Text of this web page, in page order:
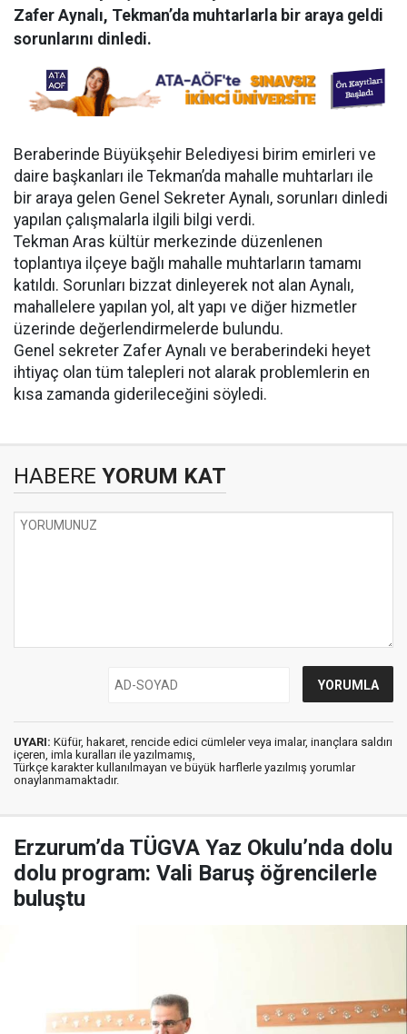
Zafer Aynalı, Tekman’da muhtarlarla bir araya geldi
sorunlarını dinledi.
Beraberinde Büyükşehir Belediyesi birim emirleri ve
daire başkanları ile Tekman’da mahalle muhtarları ile
bir araya gelen Genel Sekreter Aynalı, sorunları dinledi
yapılan çalışmalarla ilgili bilgi verdi.
Tekman Aras kültür merkezinde düzenlenen
toplantıya ilçeye bağlı mahalle muhtarların tamamı
katıldı. Sorunları bizzat dinleyerek not alan Aynalı,
mahallelere yapılan yol, alt yapı ve diğer hizmetler
üzerinde değerlendirmelerde bulundu.
Genel sekreter Zafer Aynalı ve beraberindeki heyet
ihtiyaç olan tüm talepleri not alarak problemlerin en
kısa zamanda giderileceğini söyledi.
HABERE YORUM KAT
UYARI: Küfür, hakaret, rencide edici cümleler veya imalar, inançlara saldırı
içeren, imla kuralları ile yazılmamış,
Türkçe karakter kullanılmayan ve büyük harflerle yazılmış yorumlar
onaylanmamaktadır.
Erzurum’da TÜGVA Yaz Okulu’nda dolu
dolu program: Vali Baruş öğrencilerle
buluştu